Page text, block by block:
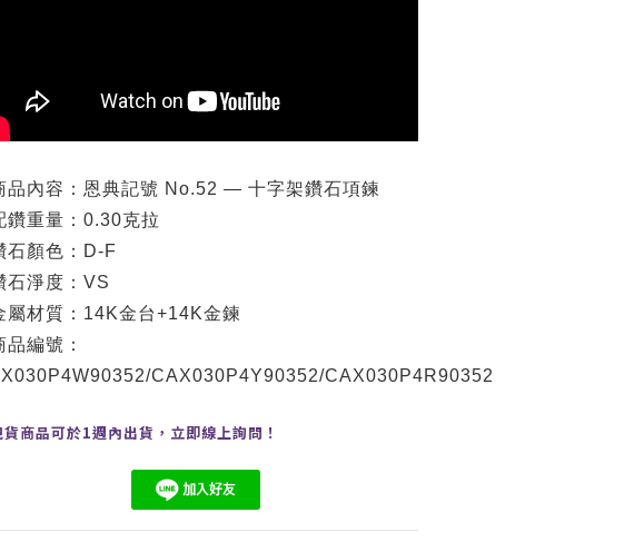
品內容： 恩典記號 No.52 — 十字架鑽石項鍊
鑽重量：0.30克拉
石顏色：D-F
石淨度：VS
屬材質：14K金台+14K金鍊
品編號：
90352/CAX030P4Y90352/CAX030P4R90352
商品可於1週內出貨， 立即線上詢問 ！